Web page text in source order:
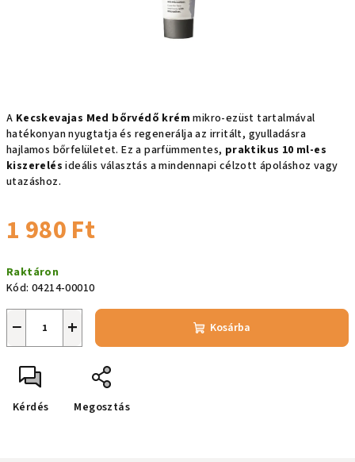
A Kecskevajas Med bőrvédő krém mikro-ezüst tartalmával
hatékonyan nyugtatja és regenerálja az irritált, gyulladásra
hajlamos bőrfelületet. Ez a parfümmentes, praktikus 10 ml-es
kiszerelés ideális választás a mindennapi célzott ápoláshoz vagy
utazáshoz.
1 980 Ft
Raktáron
Kód: 04214-00010
+
− Kosárba
Kérdés Megosztás